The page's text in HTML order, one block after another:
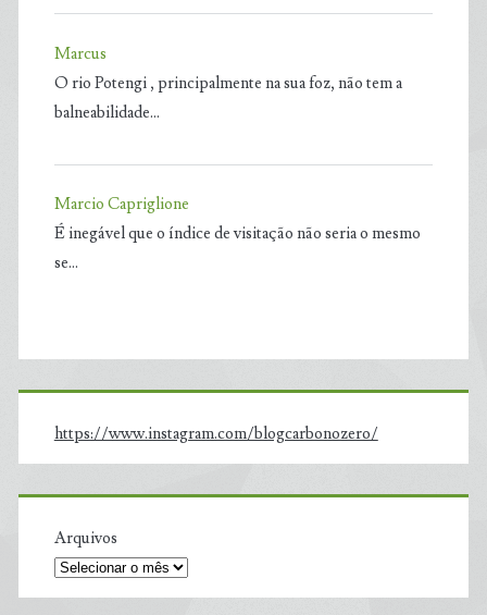
Marcus
O rio Potengi , principalmente na sua foz, não tem a
balneabilidade…
Marcio Capriglione
É inegável que o índice de visitação não seria o mesmo
se…
https://www.instagram.com/blogcarbonozero/
Arquivos